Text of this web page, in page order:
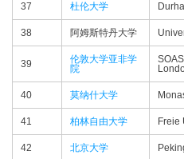
37 杜伦大学
38 阿姆斯特丹大学
39
伦敦大学亚非学
院
40 莫纳什大学
41 柏林自由大学 Freie
42 北京大学